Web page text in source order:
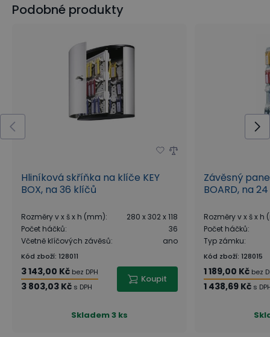
Podobné produkty
Hliníková skříňka na klíče KEY
BOX, na 36 klíčů
Rozměry v x š x h (mm):
280 x 302 x 118
Počet háčků:
36
Včetně klíčových závěsů: ano
Kód zboží: 128011
3 143,00 Kč bez DPH
3 803,03 Kč s DPH
Koupit
Skladem3 ks
Závěsný
BOARD, na
Rozměry v x š x h
Počet háčků:
Typ zámku:
Kód zboží: 128015
1 189,00 Kč bez
1 438,69 Kč s